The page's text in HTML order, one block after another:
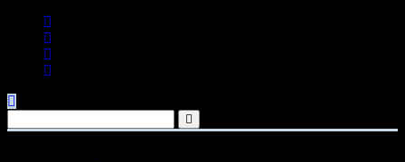
contenido